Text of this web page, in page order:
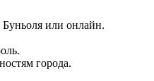
или онлайн.
города.